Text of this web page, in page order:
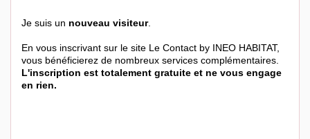
Je suis un nouveau visiteur.
En vous inscrivant sur le site Le Contact by INEO HABITAT,
vous bénéficierez de nombreux services complémentaires.
L'inscription est totalement gratuite et ne vous engage
en rien.